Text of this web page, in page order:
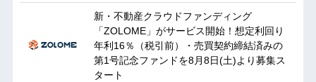
新・不動産クラウドファンディング
「ZOLOME」がサービス開始！想定利回り
年利16％（税引前）・売買契約締結済みの
第1号記念ファンドを8月8日(土)より募集ス
タート